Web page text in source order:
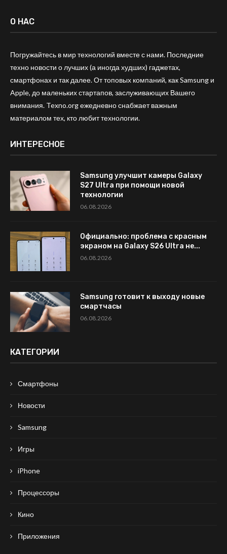
О НАС
Погружайтесь в мир технологий вместе с нами. Последние
техно новости о лучших (а иногда худших) гаджетах,
смартфонах и так далее. От топовых компаний, как Samsung и
Apple, до маленьких стартапов, заслуживающих Вашего
внимания. Texno.org ежедневно снабжает важным
материалом тех, кто любит технологии.
ИНТЕРЕСНОЕ
Samsung улучшит камеры Galaxy
S27 Ultra при помощи новой
технологии
06.08.2026
Официально: проблема с красным
экраном на Galaxy S26 Ultra не...
06.08.2026
Samsung готовит к выходу новые
смартчасы
06.08.2026
КАТЕГОРИИ
Смартфоны
Новости
Samsung
Игры
iPhone
Процессоры
Кино
Приложения